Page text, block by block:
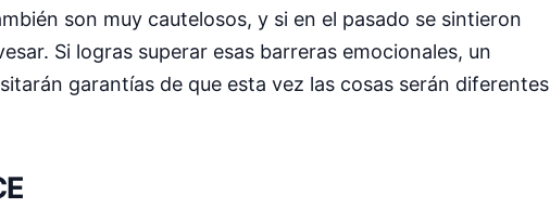
son muy cautelosos, y si en el pasado se sintieron
Si logras superar esas barreras emocionales, un
garantías de que esta vez las cosas serán diferentes